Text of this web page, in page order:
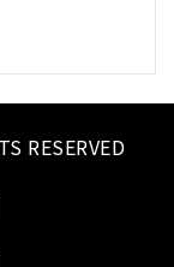
RESERVED